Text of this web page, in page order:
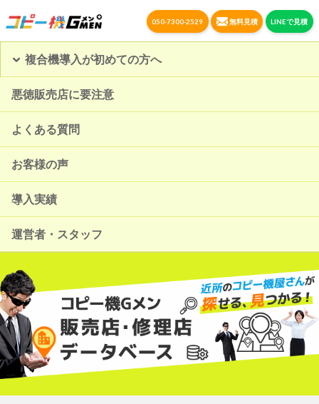
050-7300-2529 無料見積 LINEで見積
複合機導入が初めての方へ
悪徳販売店に要注意
よくある質問
お客様の声
導入実績
運営者・スタッフ